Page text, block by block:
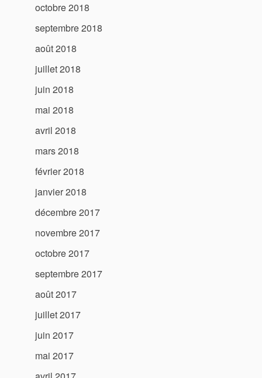
octobre 2018
septembre 2018
août 2018
juillet 2018
juin 2018
mai 2018
avril 2018
mars 2018
février 2018
janvier 2018
décembre 2017
novembre 2017
octobre 2017
septembre 2017
août 2017
juillet 2017
juin 2017
mai 2017